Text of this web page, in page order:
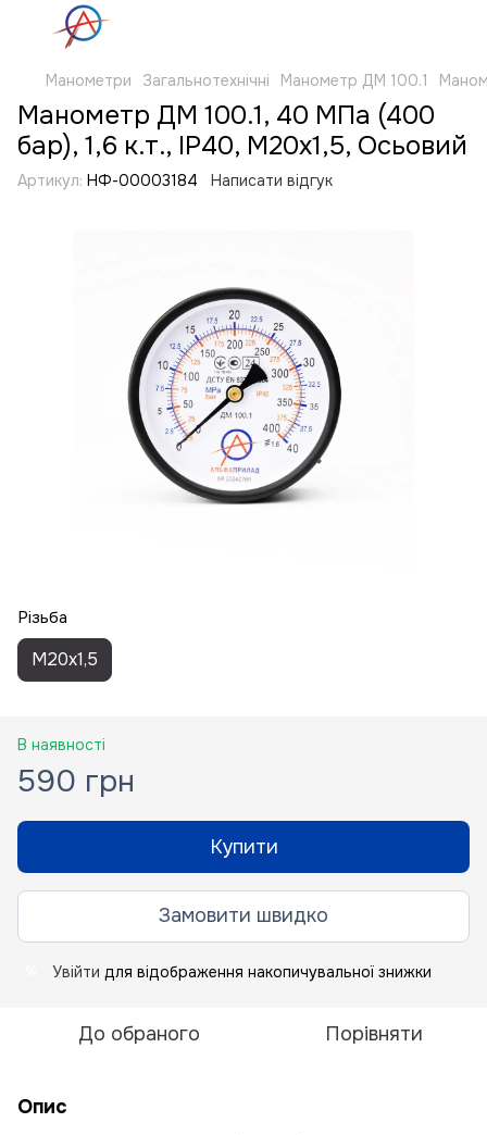
Манометри Загальнотехнічні Манометр ДМ 100.1
Манометр ДМ 100.1, 40 МПа (400
бар), 1,6 к.т., IP40, М20х1,5, Осьовий
Артикул: НФ-00003184 Написати відгук
Різьба
M20x1,5
В наявності
590 грн
Купити
Замовити швидко
Увійти для відображення накопичувальної знижки
До обраного Порівняти
Опис